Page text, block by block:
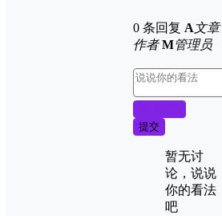
0 条回复 A文章
作者 M管理员
提交
暂无讨
论，说说
你的看法
吧